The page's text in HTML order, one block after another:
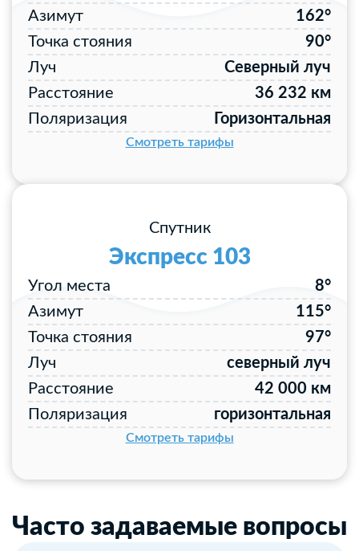
Азимут
162°
Точка стояния
90°
Луч
Северный луч
Расстояние
36 232 км
Поляризация
Горизонтальная
Смотреть тарифы
Спутник
Экспресс 103
Угол места
8°
Азимут
115°
Точка стояния
97°
Луч
северный луч
Расстояние
42 000 км
Поляризация
горизонтальная
Смотреть тарифы
Часто задаваемые вопросы